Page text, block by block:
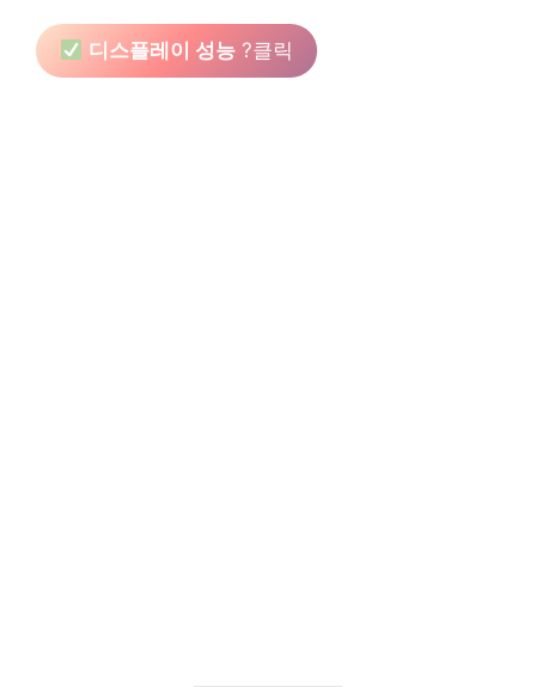
디스플레이 성능 ?클릭